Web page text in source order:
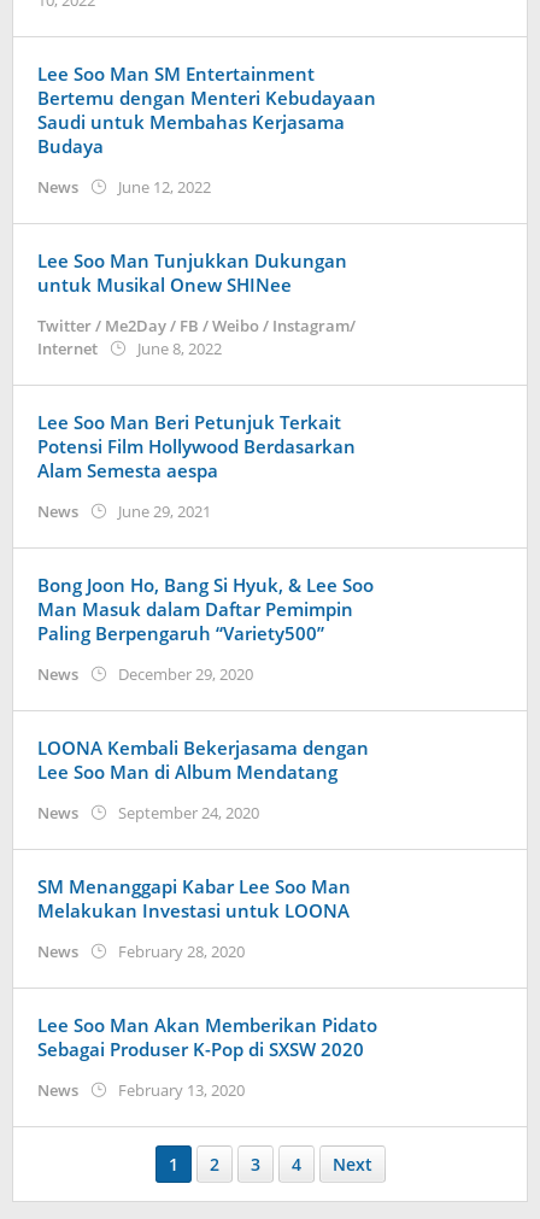
Lee Soo Man SM Entertainment
Bertemu dengan Menteri Kebudayaan
Saudi untuk Membahas Kerjasama
Budaya
News June 12, 2022by
Lee Soo Man Tunjukkan Dukungan
untuk Musikal Onew SHINee
Twitter / Me2Day / FB / Weibo / Instagram/
Internet
June 8, 2022by
Lee Soo Man Beri Petunjuk Terkait
Potensi Film Hollywood Berdasarkan
Alam Semesta aespa
News June 29, 2021
Bong Joon Ho, Bang Si Hyuk, & Lee Soo
Man Masuk dalam Daftar Pemimpin
Paling Berpengaruh “Variety500”
News December 29, 2020by
LOONA Kembali Bekerjasama dengan
Lee Soo Man di Album Mendatang
News September 24, 2020by
SM Menanggapi Kabar Lee Soo Man
Melakukan Investasi untuk LOONA
News February 28, 2020by
Lee Soo Man Akan Memberikan Pidato
Sebagai Produser K-Pop di SXSW 2020
News February 13, 2020by
1 2 3 4 Next